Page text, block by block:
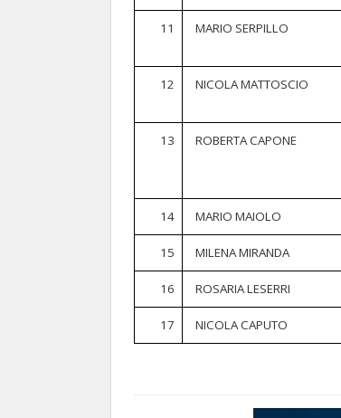
11 MARIO SERPILLO
12 NICOLA MATTOSCIO
13 ROBERTA CAPONE
14 MARIO MAIOLO
15 MILENA MIRANDA
16 ROSARIA LESERRI
17 NICOLA CAPUTO